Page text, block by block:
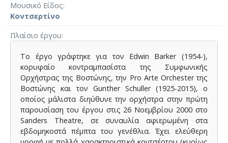
Μουσικό Είδος
Κοντσερτίνο
Πλαίσιο έργου
Το έργο γράφτηκε για τον Edwin Barker (1954-),
κορυφαίο κοντραμπασίστα της Συμφωνικής
Ορχήστρας της Βοστώνης, την Pro Αrte Orchester της
Βοστώνης και τον Gunther Schuller (1925-2015), ο
οποίος μάλιστα διηύθυνε την ορχήστρα στην πρώτη
παρουσίαση του έργου στις 26 Νοεμβρίου 2000 στο
Sanders Theatre, σε συναυλία αφιερωμένη στα
εβδομηκοστά πέμπτα του γενέθλια. Έχει ελεύθερη